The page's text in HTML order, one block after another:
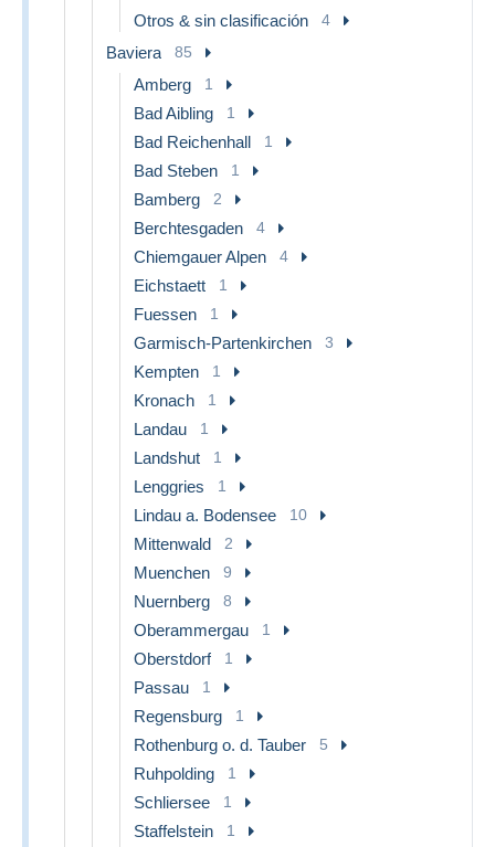
Otros & sin clasificación
4
Baviera 85
Amberg 1
Bad Aibling 1
Bad Reichenhall 1
Bad Steben 1
Bamberg 2
Berchtesgaden 4
Chiemgauer Alpen 4
Eichstaett 1
Fuessen 1
Garmisch-Partenkirchen 3
Kempten 1
Kronach 1
Landau 1
Landshut 1
Lenggries 1
Lindau a. Bodensee 10
Mittenwald 2
Muenchen 9
Nuernberg 8
Oberammergau 1
Oberstdorf 1
Passau 1
Regensburg 1
Rothenburg o. d. Tauber 5
Ruhpolding 1
Schliersee 1
Staffelstein 1